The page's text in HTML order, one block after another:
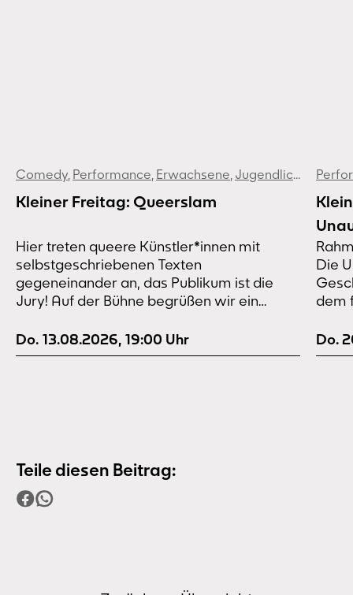
Comedy Performance Erwachsene Jugendliche
Kleiner Freitag: Queerslam
Hier treten queere Künstler*innen mit
selbstgeschriebenen Texten
gegeneinander an, das Publikum ist die
Jury! Auf der Bühne begrüßen wir ein
Nachwuchsstimmen und erfahrenen
Bühnenmenschen, ersten Auftritten und
9…
Do. 13.08.2026, 19:00 Uhr
Die
dem
Do.
Teile diesen Beitrag: